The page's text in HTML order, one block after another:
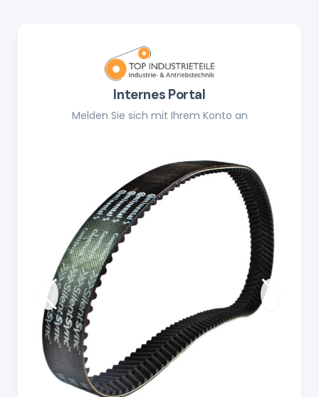
Internes Portal
Melden Sie sich mit Ihrem Konto an